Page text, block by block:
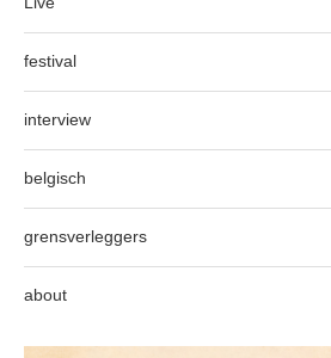
festival
interview
belgisch
grensverleggers
about